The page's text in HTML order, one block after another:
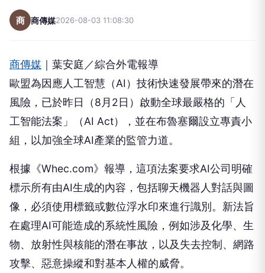
商 商傳媒2026-08-03 11:08:30
商傳媒 ｜葉安庭／綜合外電報導
歐盟為因應人工智慧（AI）技術快速發展帶來的潛在
風險，已於昨日（8月2日）啟動全球最嚴格的「人
工智能法案」（AI Act），並在布魯塞爾設立專責小
組，以加強全球AI產業的監管力道。
根據《Whec.com》報導，這項法案要求AI公司明確
標示所有由AI生成的內容，包括聊天機器人對話與圖
像，必須使用標籤或數位浮水印來進行識別。新法旨
在處理AI可能造成的系統性風險，例如涉及化學、生
物、放射性與核能的潛在事故，以及失去控制、網路
攻擊、惡意操縱和對基本人權的威脅。